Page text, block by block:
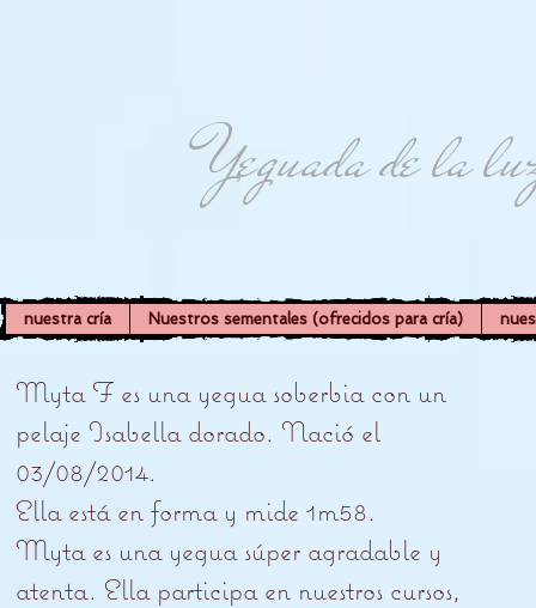
Yeguada de la
nuestra cría Nuestros sementales (ofrecidos para cría)
Myta F es una yegua soberbia con un
pelaje Isabella dorado. Nació el
03/08/2014.
Ella está en forma y mide 1m58.
Myta es una yegua súper agradable y
atenta. Ella participa en nuestros cursos,